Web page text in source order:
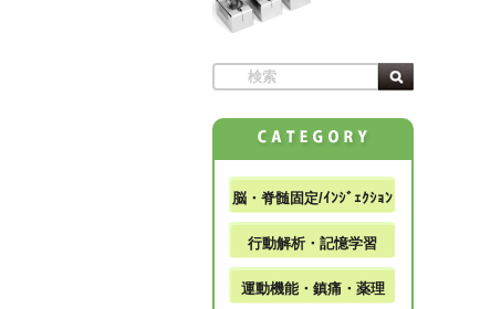
脳・脊髄固定/ｲﾝｼﾞｪｸｼｮﾝ
行動解析・記憶学習
運動機能・鎮痛・薬理